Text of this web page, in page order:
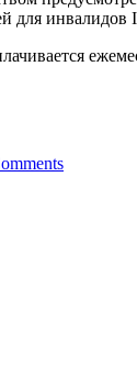
для инвалидов